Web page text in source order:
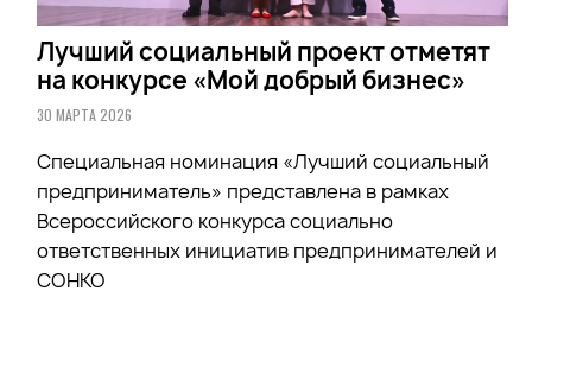
Лучший социальный проект отметят
на конкурсе «Мой добрый бизнес»
30 МАРТА 2026
Специальная номинация «Лучший социальный
предприниматель» представлена в рамках
Всероссийского конкурса социально
ответственных инициатив предпринимателей и
СОНКО